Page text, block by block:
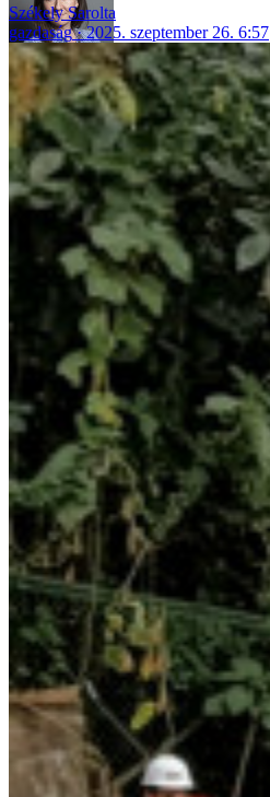
Székely Sarolta
gazdaság
2025. szeptember 26. 6:57